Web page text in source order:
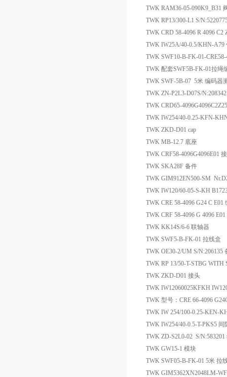
TWK RAM36-05-090K9_B31
TWK RP13/300-L1 S/
TWK CRD 58-4096 R 4096
TWK IW25A/40-0.5/KHN-A79
TWK SWF10-B-FK-01-
TWK 配套SWF5B-FK-01拉绳
TWK SWF-5B-07 5米 编码器
TWK ZN-P2L3-D07S/
TWK CRD65-
TWK IW254/40-0.25-KFN-
TWK ZKD-D01 cap
TWK MB-12.7 底座
TWK CRF58-4096G4096E01
TWK SKA28F 备件
TWK GIM912EN500-SM
TWK IW120/60-05-S-KH
TWK CRE 58-4096 G24 C E01
TWK CRF 58-4096 G 4096
TWK KK14S/6-6 联轴器
TWK SWF5-B-FK-01 拉线盒
TWK OE30-2/UM S/N:206135
TWK RP 13/50-T-STBG WITH
TWK ZKD-D01 接头
TWK IW12060025KFKH
TWK 型号：CRE 66-4096
TWK IW 254/100-0.25-KEN-
TWK IW254/40-0.5-T-PKS5 间
TWK ZD-S2L0-02 S/N:583201
TWK GW15-1 模块
TWK SWF05-B-FK-01 5米 拉
TWK GIM5362XN2048LM-